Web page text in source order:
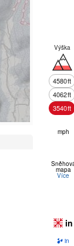
Výška
4580ft
4062ft
3540ft
mph
mapa
Více
in
in